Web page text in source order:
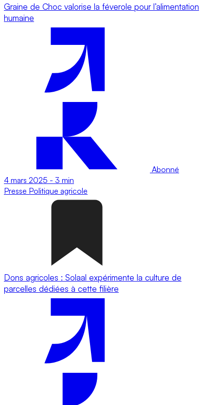
Graine de Choc valorise la féverole pour l’alimentation
humaine
Abonné
4 mars 2025 - 3 min
Presse Politique agricole
Dons agricoles : Solaal expérimente la culture de
parcelles dédiées à cette filière